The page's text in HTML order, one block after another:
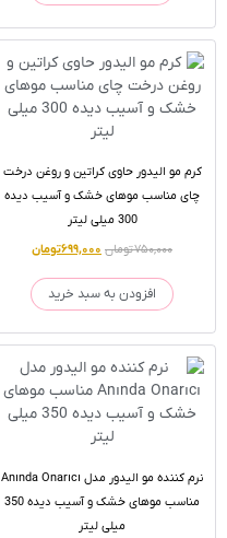
کرم مو الیدور حاوی کراتین و روغن درخت
چای مناسب موهای خشک و آسیب دیده
300 میلی لیتر
۷۵۰,۰۰۰تومان ۶۹۹,۰۰۰تومان
افزودن به سبد خرید
نرم کننده مو الیدور مدل Anında Onarıcı
مناسب موهای خشک و آسیب دیده 350
میلی لیتر